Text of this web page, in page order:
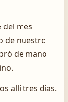
del mes
de nuestro
de mano
allí tres días.